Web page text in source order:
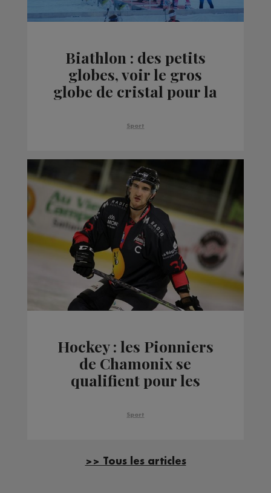
Biathlon : des petits
globes, voir le gros
globe de cristal pour la
Sport
Hockey : les Pionniers
de Chamonix se
qualifient pour les
Coupe de France
Sport
>> Tous les articles